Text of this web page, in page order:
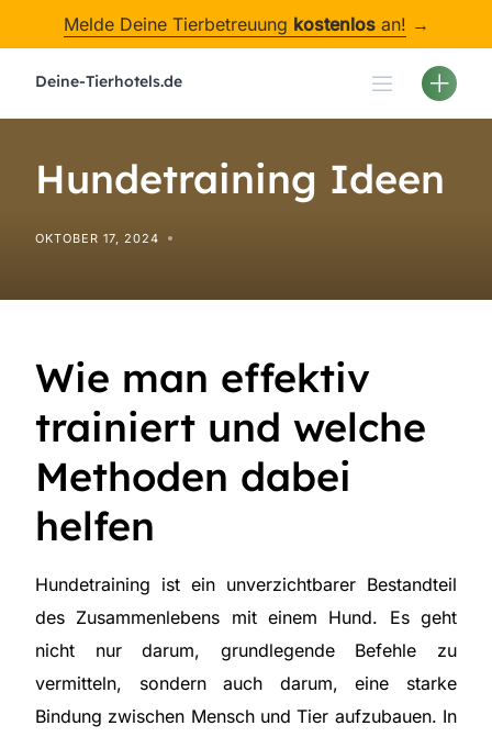
Melde Deine Tierbetreuung kostenlosan! →
Deine-Tierhotels.de
Hundetraining Ideen
OKTOBER 17, 2024
Wie man effektiv
trainiert und welche
Methoden dabei
helfen
Hundetraining ist ein unverzichtbarer Bestandteil
des Zusammenlebens mit einem Hund. Es geht
nicht nur darum, grundlegende Befehle zu
vermitteln, sondern auch darum, eine starke
Bindung zwischen Mensch und Tier aufzubauen. In